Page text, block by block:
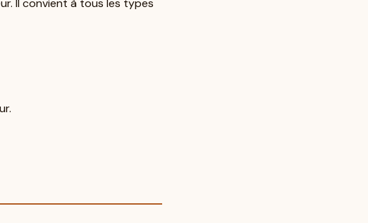
Il convient à tous les types